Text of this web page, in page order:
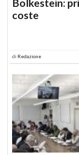
Bolkestein:
coste
di Redazione